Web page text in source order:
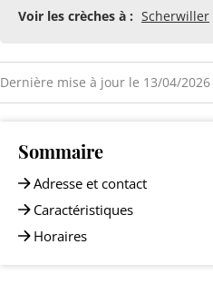
Voir les crèches à : Scherwiller
Dernière mise à jour le 13/04/2026
Sommaire
Adresse et contact
Caractéristiques
Horaires